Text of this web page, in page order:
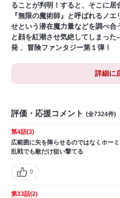
ることが判明！すると、そこに居
『無限の魔術師』と呼ばれるノ
せという潜在魔力量などを調べ
と顔を紅潮させ気絶してしまっ
発 、冒険ファンタジー第１弾！
詳細に
評価・応援コメント (全7324件)
第4話(3)
広範囲に矢を降らせるのではなくホー
乱戦でも敵だけ狙い撃てる
0
第33話(2)